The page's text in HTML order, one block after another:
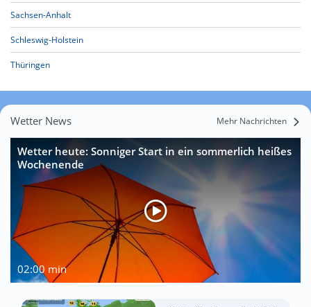
Sachsen-Anhalt
Schleswig-Holstein
Thüringen
Wetter News Mehr Nachrichten
Wetter heute: Sonniger Start in ein sommerlich heißes
Wochenende
02:00 min